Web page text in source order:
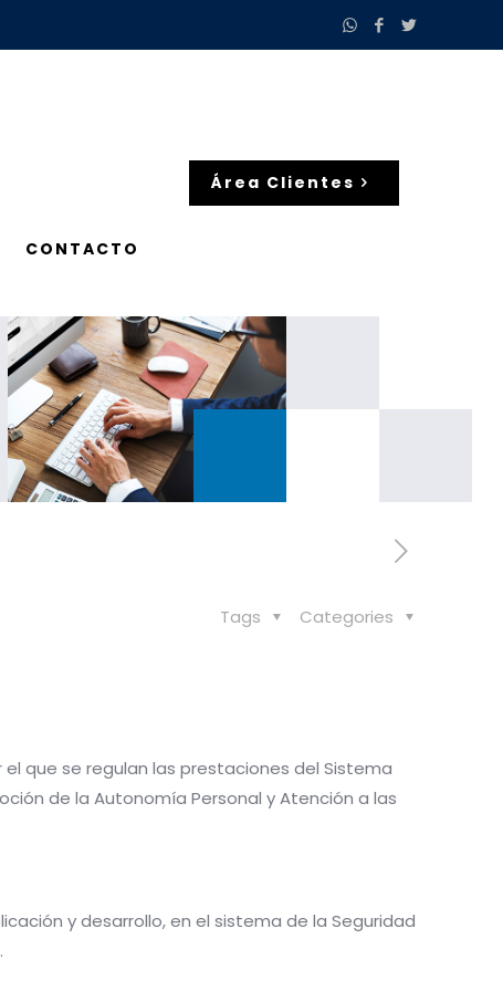
CONTACTO
Área Clientes
Categories
Tags
el que se regulan las prestaciones del Sistema
de la Autonomía Personal y Atención a las
y desarrollo, en el sistema de la Seguridad